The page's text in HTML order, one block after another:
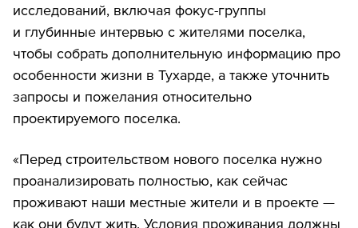
исследований, включая фокус-группы
и глубинные интервью с жителями поселка,
чтобы собрать дополнительную информацию про
особенности жизни в Тухарде, а также уточнить
запросы и пожелания относительно
проектируемого поселка.
«Перед строительством нового поселка нужно
проанализировать полностью, как сейчас
проживают наши местные жители и в проекте —
как они будут жить. Условия проживания должны